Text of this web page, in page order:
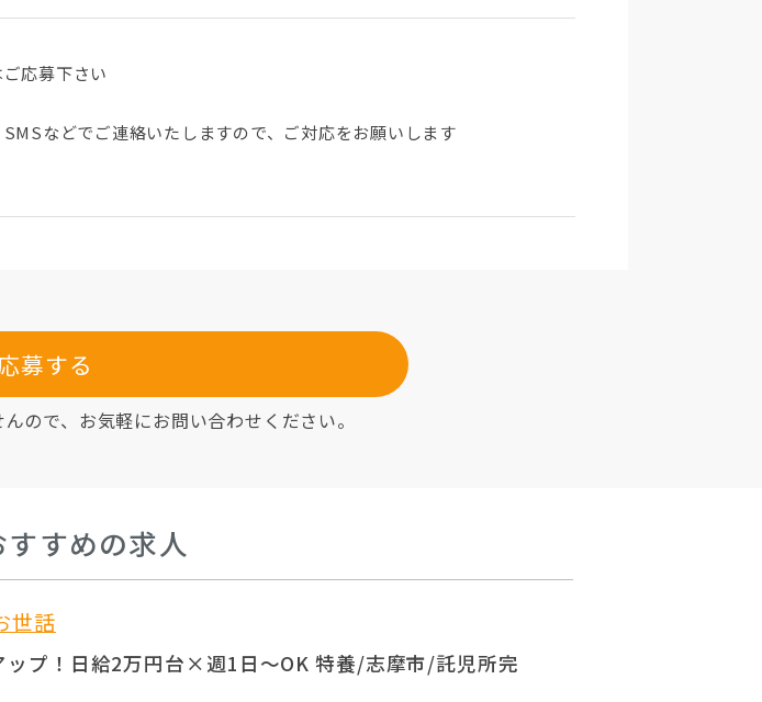
応募下さい
SMSなどでご連絡いたしますので、ご対応をお願いします
募する
ので、 お気軽にお問い合わせください。
すめの求人
世話
ップ！日給2万円台×週1日〜OK 特養/志摩市/託児所完